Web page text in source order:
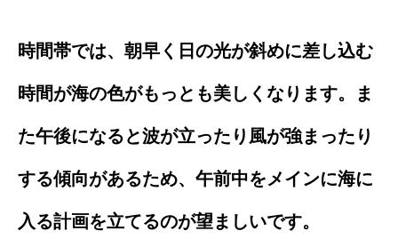
時間帯では、朝早く日の光が斜めに差し込む
時間が海の色がもっとも美しくなります。ま
た午後になると波が立ったり風が強まったり
する傾向があるため、午前中をメインに海に
入る計画を立てるのが望ましいです。